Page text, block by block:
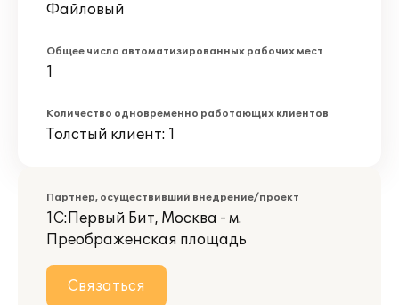
Файловый
Общее число автоматизированных рабочих мест
1
Количество одновременно работающих клиентов
Толстый клиент: 1
Партнер, осуществивший внедрение/проект
1С:Первый Бит, Москва - м.
Преображенская площадь
Связаться